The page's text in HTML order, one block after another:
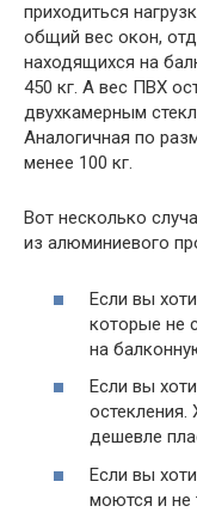
приходиться
общий вес окон,
находящихся на
450 кг. А вес ПВХ
двухкамерным
Аналогичная по
менее 100 кг.
Вот несколько
из алюминиевого
Если вы
которые не
на
Если вы
дешевле
Если вы
моются и не